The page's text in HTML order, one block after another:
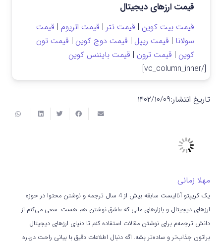
قیمت ارزهای دیجیتال
قیمت بیت کوین | قیمت تتر | قیمت اتریوم | قیمت
سولانا | قیمت ریپل | قیمت دوج کوین | قیمت تون
کوین | قیمت ترون | قیمت بایننس کوین
[/vc_column_inner]
تاریخ انتشار:۱۴۰۲/۱۰/۰۹
مهلا زمانی
یک کریپتو آنالیست سابقه بیش از 4 سال ترجمه و نوشتن محتوا در حوزه
ارزهای دیجیتال و بازارهای مالی که عاشق نوشتن هم هست. سعی می‌کنم از
دانش ترجمه‌م برای نوشتن مقالات استفاده کنم تا دنیای ارزهای دیجیتال
براتون جذاب‌تر و ساده‌تر بشه. اگه دنبال اطلاعات دقیق با بیانی راحت درباره